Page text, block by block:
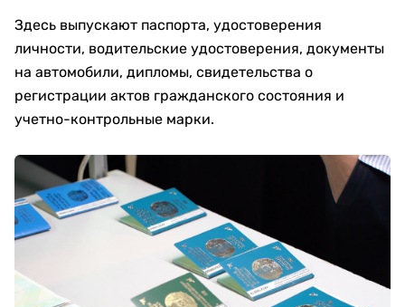
Здесь выпускают паспорта, удостоверения
личности, водительские удостоверения, документы
на автомобили, дипломы, свидетельства о
регистрации актов гражданского состояния и
учетно-контрольные марки.